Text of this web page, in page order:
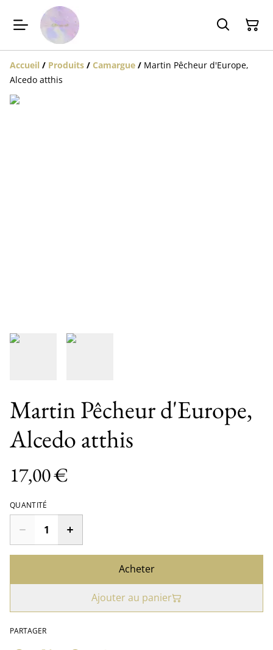
Accueil / Produits / Camargue / Martin Pêcheur d'Europe,
Alcedo atthis
Martin Pêcheur d'Europe,
Alcedo atthis
17,00 €
QUANTITÉ
Acheter
Ajouter au panier
PARTAGER